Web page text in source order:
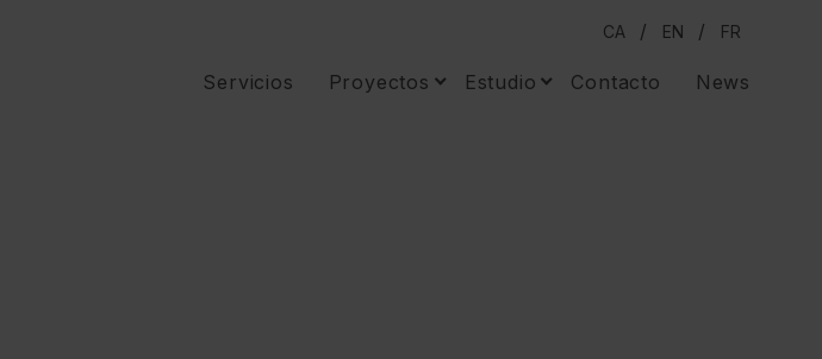
CA EN FR
Servicios
Proyectos
Estudio
Contacto News